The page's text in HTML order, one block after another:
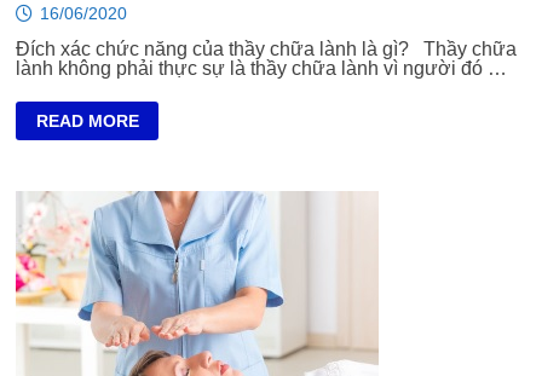
16/06/2020
Đích xác chức năng của thầy chữa lành là gì? Thầy chữa
lành không phải thực sự là thầy chữa lành vì người đó …
THẦY
READ MORE